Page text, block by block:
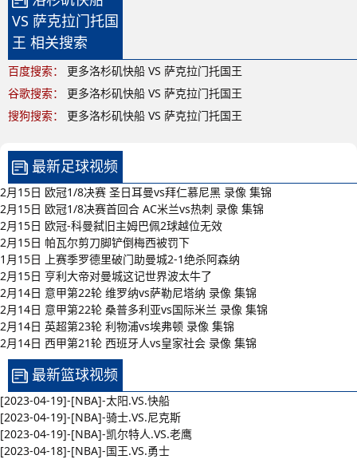
VS 萨克拉门托国
王 相关搜索
百度搜索：
更多洛杉矶快船 VS 萨克拉门托国王
谷歌搜索：
更多洛杉矶快船 VS 萨克拉门托国王
搜狗搜索：
更多洛杉矶快船 VS 萨克拉门托国王
最新足球视频
2月15日 欧冠1/8决赛 圣日耳曼vs拜仁慕尼黑 录像 集锦
2月15日 欧冠1/8决赛首回合 AC米兰vs热刺 录像 集锦
2月15日 欧冠-科曼弑旧主姆巴佩2球越位无效
2月15日 帕瓦尔剪刀脚铲倒梅西被罚下
1月15日 上赛季罗德里破门助曼城2-1绝杀阿森纳
2月15日 亨利大帝对曼城这记世界波太牛了
2月14日 意甲第22轮 维罗纳vs萨勒尼塔纳 录像 集锦
2月14日 意甲第22轮 桑普多利亚vs国际米兰 录像 集锦
2月14日 英超第23轮 利物浦vs埃弗顿 录像 集锦
2月14日 西甲第21轮 西班牙人vs皇家社会 录像 集锦
最新篮球视频
[2023-04-19]-[NBA]-太阳.VS.快船
[2023-04-19]-[NBA]-骑士.VS.尼克斯
[2023-04-19]-[NBA]-凯尔特人.VS.老鹰
[2023-04-18]-[NBA]-国王.VS.勇士